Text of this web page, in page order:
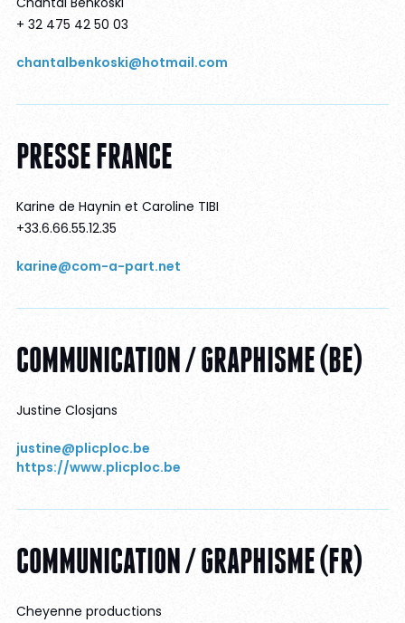
+ 32 475 42 50 03
chantalbenkoski@hotmail.com
PRESSE FRANCE
Karine de Haynin et Caroline TIBI
+33.6.66.55.12.35
karine@com-a-part.net
COMMUNICATION / GRAPHISME (BE)
Justine Closjans
justine@plicploc.be
https://www.plicploc.be
COMMUNICATION / GRAPHISME (FR)
Cheyenne productions